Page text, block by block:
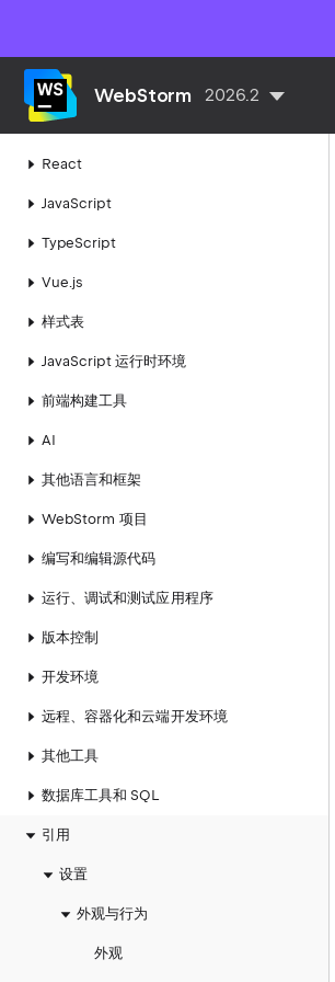
WebStorm 2026.2
了解 WebStorm
React
JavaScript
TypeScript
Vue.js
样式表
JavaScript 运行时环境
前端构建工具
AI
其他语言和框架
WebStorm 项目
编写和编辑源代码
运行、调试和测试应用程序
版本控制
开发环境
远程、容器化和云端开发环境
其他工具
数据库工具和 SQL
引用
设置
外观与行为
外观